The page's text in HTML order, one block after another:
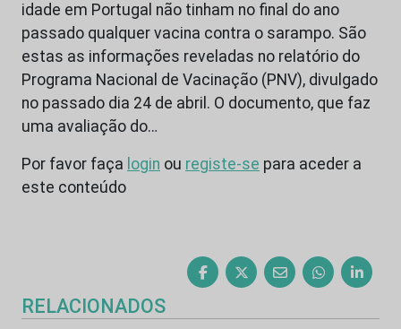
idade em Portugal não tinham no final do ano
passado qualquer vacina contra o sarampo. São
estas as informações reveladas no relatório do
Programa Nacional de Vacinação (PNV), divulgado
no passado dia 24 de abril. O documento, que faz
uma avaliação do…
Por favor faça login ou registe-se para aceder a
este conteúdo
RELACIONADOS